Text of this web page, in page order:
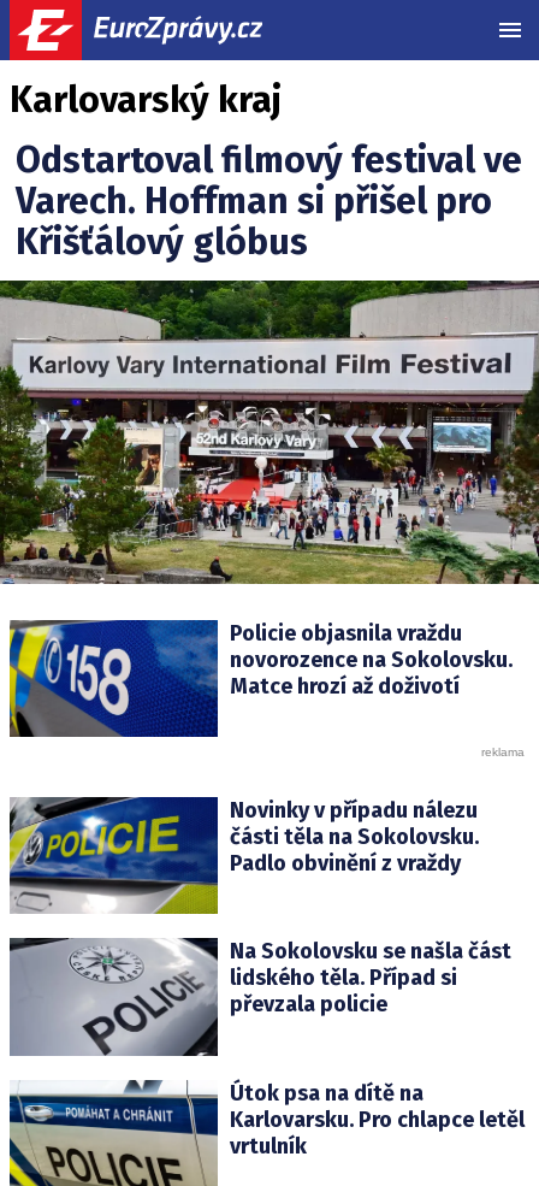
Karlovarský kraj
Odstartoval filmový festival ve
Varech. Hoffman si přišel pro
Křišťálový glóbus
Policie objasnila vraždu
novorozence na Sokolovsku.
Matce hrozí až doživotí
Novinky v případu nálezu
části těla na Sokolovsku.
Padlo obvinění z vraždy
Na Sokolovsku se našla část
lidského těla. Případ si
převzala policie
Útok psa na dítě na
Karlovarsku. Pro chlapce letěl
vrtulník